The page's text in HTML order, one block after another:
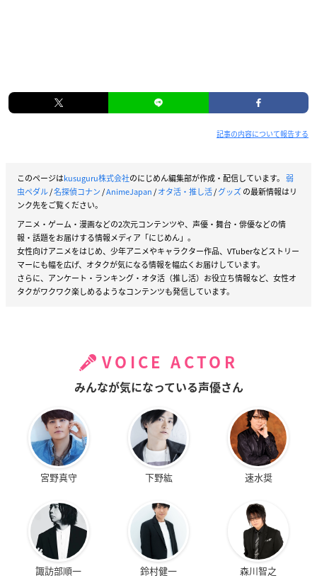
記事の内容について報告する
このページはkusuguru株式会社のにじめん編集部が作成・配信しています。 弱
虫ペダル/名探偵コナン/AnimeJapan/オタ活・推し活/グッズの最新情報はリ
ンク先をご覧ください。
アニメ・ゲーム・漫画などの2次元コンテンツや、声優・舞台・俳優などの情
報・話題をお届けする情報メディア「にじめん」。
女性向けアニメをはじめ、少年アニメやキャラクター作品、VTuberなどストリー
マーにも幅を広げ、オタクが気になる情報を幅広くお届けしています。
さらに、アンケート・ランキング・オタ活（推し活）お役立ち情報など、女性オ
タクがワクワク楽しめるようなコンテンツも発信しています。
VOICE ACTOR
みんなが気になっている声優さん
宮野真守 下野紘 速水奨
諏訪部順一 鈴村健一 森川智之